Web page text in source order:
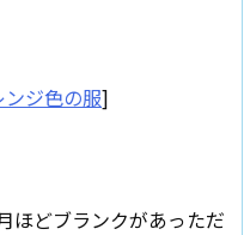
ンジ色の服]
ほどブランクがあっただ